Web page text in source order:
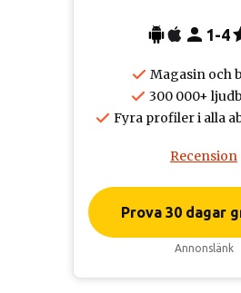
1-4
Magasin och
300 000+
Fyra profiler i alla
Recension
Prova 30 dagar
Annonslänk